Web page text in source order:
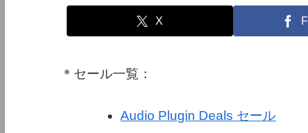
X
＊セール一覧：
Audio Plugin Deals セール